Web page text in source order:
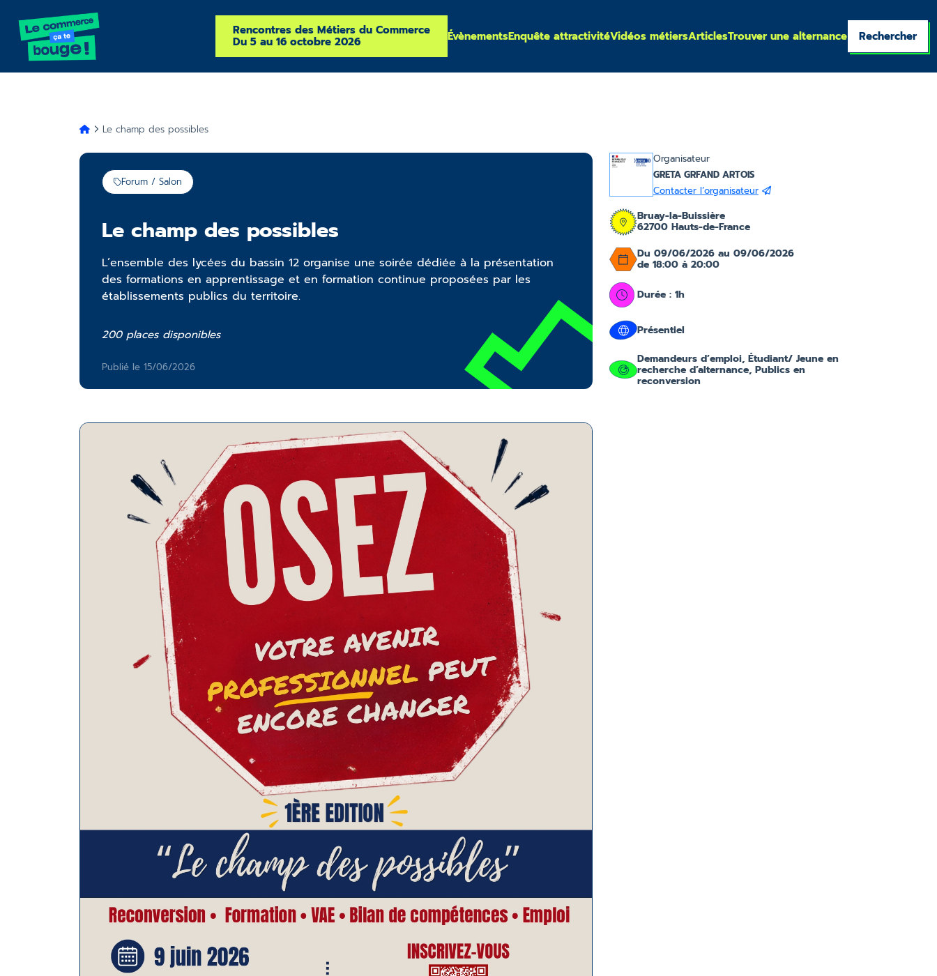
Rencontres des Métiers du Commerce
Du 5 au 16 octobre 2026 ÉvènementsEnquête attractivitéVidéos métiersArticlesTrouver une alternance Rechercher
Le champ des possibles
Forum / Salon
Le champ des possibles
L’ensemble des lycées du bassin 12 organise une soirée dédiée à la présentation
des formations en apprentissage et en formation continue proposées par les
établissements publics du territoire.
200 places disponibles
Publié le 15/06/2026
Organisateur
GRETA GRFAND ARTOIS
Contacter l’organisateur
Bruay-la-Buissière
62700 Hauts-de-France
Du 09/06/2026 au 09/06/2026
de 18:00 à 20:00
Durée : 1h
Présentiel
Demandeurs d’emploi, Étudiant/ Jeune en
recherche d’alternance, Publics en
reconversion